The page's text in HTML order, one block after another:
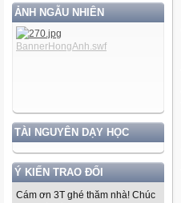
ẢNH NGẪU NHIÊN
TÀI NGUYÊN DẠY HỌC
Ý KIẾN TRAO ĐỔI
Cám ơn 3T ghé thăm nhà! Chúc